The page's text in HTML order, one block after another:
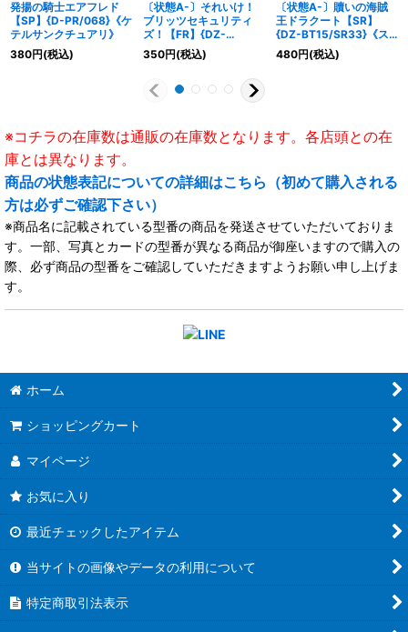
発揚の騎士エアフレド
【SP】{D-PR/068}《ケ
テルサンクチュアリ》
380円(税込)
〔状態A-〕それいけ！
ブリッツセキュリティ
ズ！【FR】{DZ-
BT15/FR21}《ブラント
ゲート》
350円(税込)
〔状態A-〕贖いの海賊
王ドラクート【SR】
{DZ-BT15/SR33}《ス
トイケイア》
480円(税込)
※コチラの在庫数は通販の在庫数となります。各店頭との在
庫とは異なります。
商品の状態表記についての詳細はこちら（初めて購入される
方は必ずご確認下さい）
※商品名に記載されている型番の商品を発送させていただいておりま
す。一部、写真とカードの型番が異なる商品が御座いますので購入の
際、必ず商品の型番をご確認していただきますようお願い申し上げま
す。
ホーム
ショッピングカート
マイページ
お気に入り
最近チェックしたアイテム
当サイトの画像やデータの利用について
特定商取引法表示